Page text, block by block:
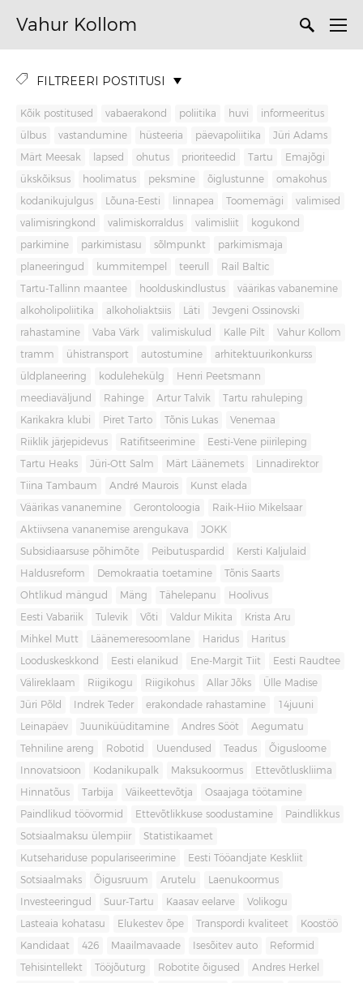
Vahur Kollom
FILTREERI POSTITUSI
Kõik postitused vabaerakond poliitika huvi informeeritus
ülbus vastandumine hüsteeria päevapoliitika Jüri Adams
Märt Meesak lapsed ohutus prioriteedid Tartu Emajõgi
ükskõiksus hoolimatus peksmine õiglustunne omakohus
kodanikujulgus Lõuna-Eesti linnapea Toomemägi valimised
valimisringkond valimiskorraldus valimisliit kogukond
parkimine parkimistasu sõlmpunkt parkimismaja
planeeringud kummitempel teerull Rail Baltic
Tartu-Tallinn maantee hoolduskindlustus väärikas vabanemine
alkoholipoliitika alkoholiaktsiis Läti Jevgeni Ossinovski
rahastamine Vaba Värk valimiskulud Kalle Pilt Vahur Kollom
tramm ühistransport autostumine arhitektuurikonkurss
üldplaneering kodulehekülg Henri Peetsmann
meediaväljund Rahinge Artur Talvik Tartu rahuleping
Karikakra klubi Piret Tarto Tõnis Lukas Venemaa
Riiklik järjepidevus Ratifitseerimine Eesti-Vene piirileping
Tartu Heaks Jüri-Ott Salm Märt Läänemets Linnadirektor
Tiina Tambaum André Maurois Kunst elada
Väärikas vananemine Gerontoloogia Raik-Hiio Mikelsaar
Aktiivsena vananemise arengukava JOKK
Subsidiaarsuse põhimõte Peibutuspardid Kersti Kaljulaid
Haldusreform Demokraatia toetamine Tõnis Saarts
Ohtlikud mängud Mäng Tähelepanu Hoolivus
Eesti Vabariik Tulevik Võti Valdur Mikita Krista Aru
Mihkel Mutt Läänemeresoomlane Haridus Haritus
Looduskeskkond Eesti elanikud Ene-Margit Tiit Eesti Raudtee
Välireklaam Riigikogu Riigikohus Allar Jõks Ülle Madise
Jüri Põld Indrek Teder erakondade rahastamine 14juuni
Leinapäev Juuniküüditamine Andres Sööt Aegumatu
Tehniline areng Robotid Uuendused Teadus Õigusloome
Innovatsioon Kodanikupalk Maksukoormus Ettevõtluskliima
Hinnatõus Tarbija Väikeettevõtja Osaajaga töötamine
Paindlikud töövormid Ettevõtlikkuse soodustamine Paindlikkus
Sotsiaalmaksu ülempiir Statistikaamet
Kutsehariduse populariseerimine Eesti Tööandjate Keskliit
Sotsiaalmaks Õigusruum Arutelu Laenukoormus
Investeeringud Suur-Tartu Kaasav eelarve Volikogu
Lasteaia kohatasu Elukestev õpe Transpordi kvaliteet Koostöö
Kandidaat 426 Maailmavaade Isesõitev auto Reformid
Tehisintellekt Tööjõuturg Robotite õigused Andres Herkel